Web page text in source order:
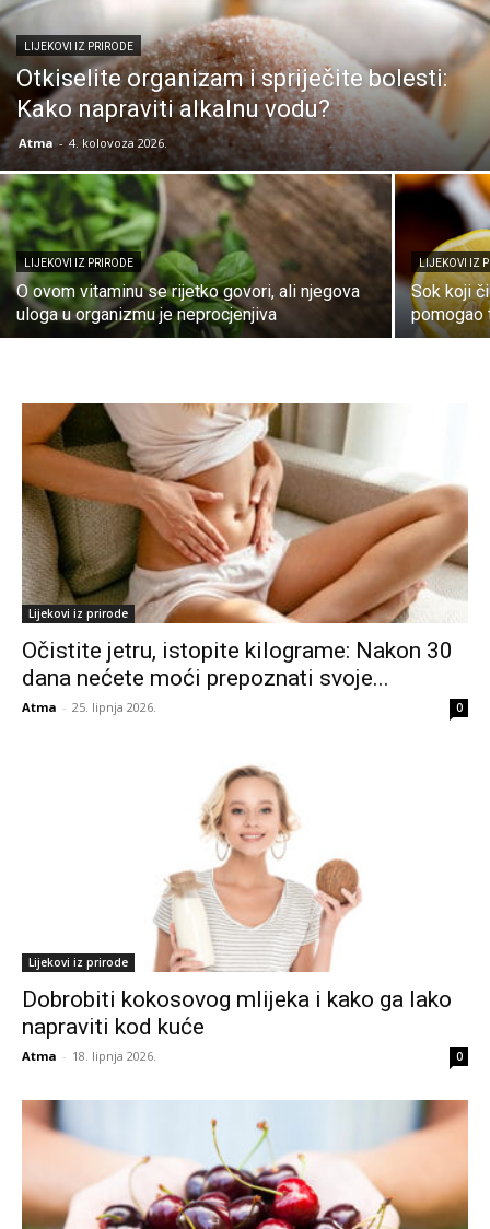
LIJEKOVI IZ PRIRODE
Otkiselite organizam i spriječite bolesti:
Kako napraviti alkalnu vodu?
Atma - 4. kolovoza 2026.
LIJEKOVI IZ PRIRODE
O ovom vitaminu se rijetko govori, ali njegova
uloga u organizmu je neprocjenjiva
LIJEKOVI IZ
Sok koji
pomogao
Lijekovi iz prirode
Očistite jetru, istopite kilograme: Nakon 30
dana nećete moći prepoznati svoje...
Atma - 25. lipnja 2026. 0
Lijekovi iz prirode
Dobrobiti kokosovog mlijeka i kako ga lako
napraviti kod kuće
Atma - 18. lipnja 2026. 0